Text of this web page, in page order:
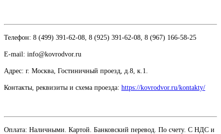
Телефон: 8 (499) 391-62-08, 8 (925) 391-62-08, 8 (967) 166-58-25
E-mail: info@kovrodvor.ru
Адрес: г. Москва, Гостиничный проезд, д.8, к.1.
Контакты, реквизиты и схема проезда: https://kovrodvor.ru/kontakty/
Оплата: Наличными. Картой. Банковский перевод. По счету. С НДС и